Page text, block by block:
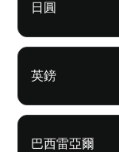
日圓
英鎊
巴西雷亞爾